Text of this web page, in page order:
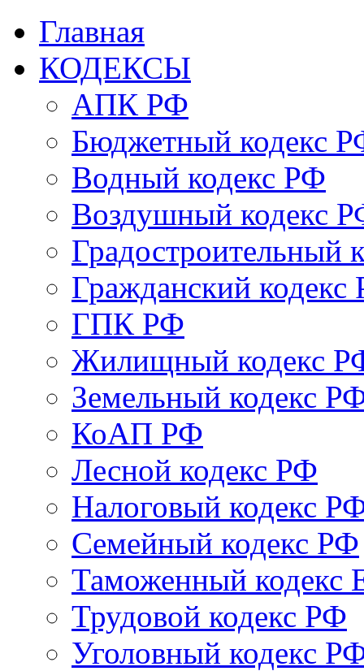
Главная
КОДЕКСЫ
АПК РФ
Бюджетный кодекс
Водный кодекс РФ
Воздушный кодекс
Градостроительный
Гражданский кодекс
ГПК РФ
Жилищный кодекс
Земельный кодекс
КоАП РФ
Лесной кодекс РФ
Налоговый кодекс
Семейный кодекс РФ
Таможенный
Трудовой кодекс РФ
Уголовный кодекс